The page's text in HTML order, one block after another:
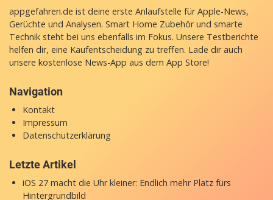
appgefahren.de ist deine erste Anlaufstelle für Apple-News,
Gerüchte und Analysen. Smart Home Zubehör und smarte
Technik steht bei uns ebenfalls im Fokus. Unsere Testberichte
helfen dir, eine Kaufentscheidung zu treffen. Lade dir auch
unsere kostenlose News-App aus dem App Store!
Navigation
Kontakt
Impressum
Datenschutzerklärung
Letzte Artikel
iOS 27 macht die Uhr kleiner: Endlich mehr Platz fürs
Hintergrundbild